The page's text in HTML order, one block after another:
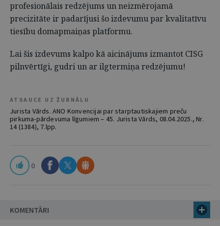
profesionālais redzējums un neizmērojamā
precizitāte ir padarījusi šo izdevumu par kvalitatīvu
tiesību domapmaiņas platformu.
Lai šis izdevums kalpo kā aicinājums izmantot CISG
pilnvērtīgi, gudri un ar ilgtermiņa redzējumu!
ATSAUCE UZ ŽURNĀLU
Jurista Vārds. ANO Konvencijai par starptautiskajiem preču
pirkuma-pārdevuma līgumiem – 45. Jurista Vārds, 08.04.2025., Nr.
14 (1384), 7.lpp.
0
KOMENTĀRI